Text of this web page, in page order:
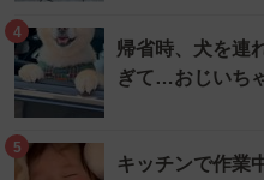
4
帰省時、犬を連
ぎて…おじいち
5
キッチンで作業